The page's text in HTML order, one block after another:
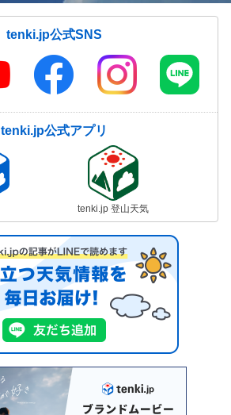
tenki.jp公式SNS
tenki.jp公式アプリ
tenki.jp 登山天気